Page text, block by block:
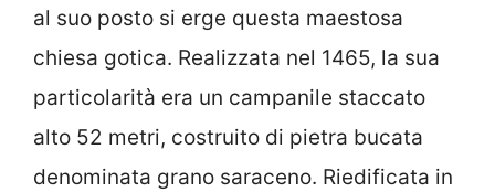
al suo posto si erge questa maestosa
chiesa gotica. Realizzata nel 1465, la sua
particolarità era un campanile staccato
alto 52 metri, costruito di pietra bucata
denominata grano saraceno. Riedificata in